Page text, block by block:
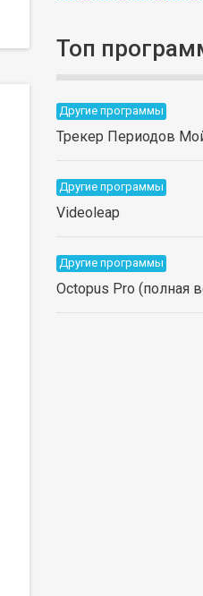
Топ
Другие программы
Трекер Периодов
Другие программы
Videoleap
Другие программы
Octopus Pro (полная